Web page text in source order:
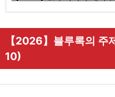
【2026】블루록의 주
10)